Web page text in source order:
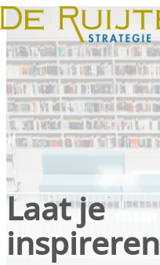
Laat je
inspireren